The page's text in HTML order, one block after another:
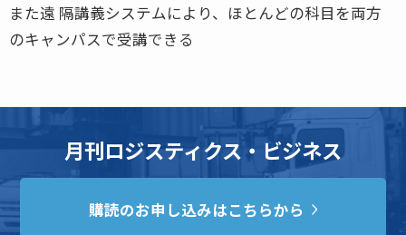
また遠 隔講義システムにより、ほとんどの科目を両方
のキャンパスで受講できる
月刊ロジスティクス・ビジネス
購読のお申し込みはこちらから